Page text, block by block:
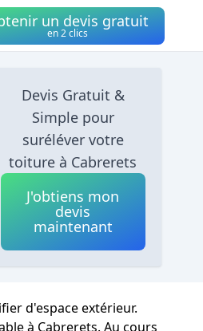
un devis gratuit
en 2 clics
Devis Gratuit &
Simple pour
suréléver votre
toiture à Cabrerets
J'obtiens mon
devis
maintenant
d'espace extérieur.
à Cabrerets. Au cours